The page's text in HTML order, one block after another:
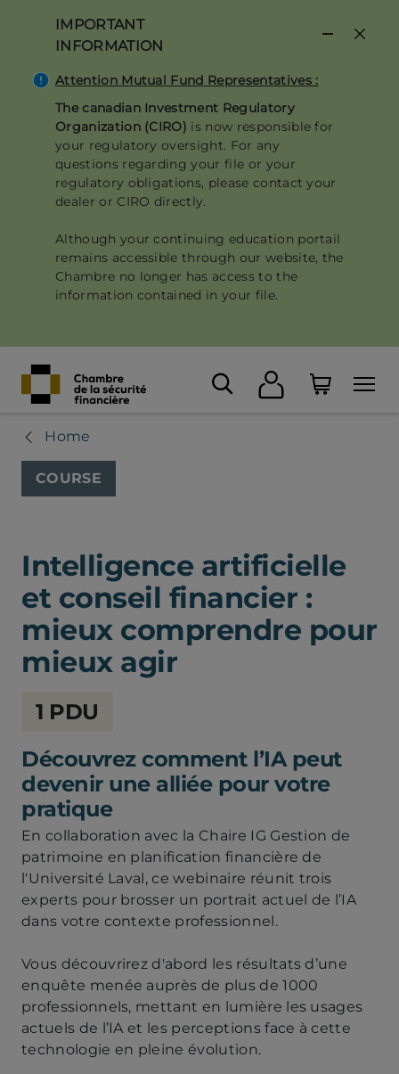
content
IMPORTANT
INFORMATION
Attention Mutual Fund Representatives :
The canadian Investment Regulatory
Organization (CIRO) is now responsible for
your regulatory oversight. For any
questions regarding your file or your
regulatory obligations, please contact your
dealer or CIRO directly.
Although your continuing education portail
remains accessible through our website, the
Chambre no longer has access to the
information contained in your file.
Home
COURSE
Intelligence artificielle
et conseil financier :
mieux comprendre pour
mieux agir
de
sécurité
financière
1 PDU
Découvrez comment l’IA peut
devenir une alliée pour votre
pratique
En collaboration avec la Chaire IG Gestion de
patrimoine en planification financière de
l'Université Laval, ce webinaire réunit trois
experts pour brosser un portrait actuel de l’IA
dans votre contexte professionnel.
Vous découvrirez d'abord les résultats d’une
enquête menée auprès de plus de 1000
professionnels, mettant en lumière les usages
actuels de l’IA et les perceptions face à cette
technologie en pleine évolution.